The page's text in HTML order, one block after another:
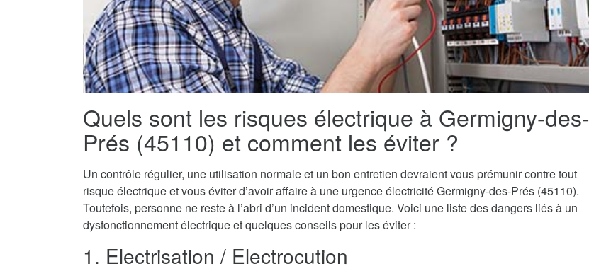
Quels sont les risques électrique à Germigny-des-
Prés (45110) et comment les éviter ?
Un contrôle régulier, une utilisation normale et un bon entretien devraient vous prémunir contre tout
risque électrique et vous éviter d’avoir affaire à une urgence électricité Germigny-des-Prés (45110).
Toutefois, personne ne reste à l’abri d’un incident domestique. Voici une liste des dangers liés à un
dysfonctionnement électrique et quelques conseils pour les éviter :
1. Electrisation / Electrocution